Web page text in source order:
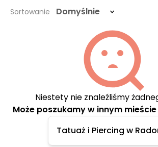
Sortowanie Domyślnie
Niestety nie znaleźliśmy
Może poszukamy w innym
Tatuaż i Piercing w